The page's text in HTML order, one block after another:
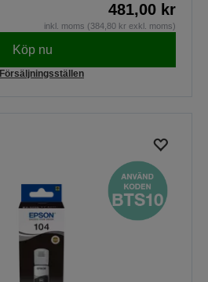
481,00 kr
inkl. moms (384,80 kr exkl. moms)
Köp nu
Försäljningsställen